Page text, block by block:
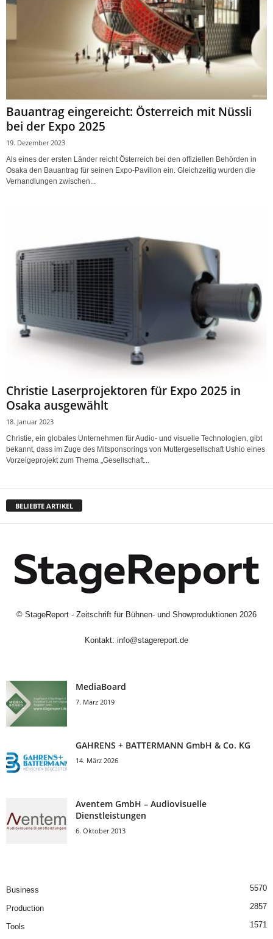
Bauantrag eingereicht: Österreich mit Nüssli
bei der Expo 2025
19. Dezember 2023
Als eines der ersten Länder reicht Österreich bei den offiziellen Behörden in
Osaka den Bauantrag für seinen Expo-Pavillon ein. Gleichzeitig wurden die
Verhandlungen zwischen...
Christie Laserprojektoren für Expo 2025 in
Osaka ausgewählt
18. Januar 2023
Christie, ein globales Unternehmen für Audio- und visuelle Technologien, gibt
bekannt, dass im Zuge des Mitsponsorings von Muttergesellschaft Ushio eines
Vorzeigeprojekt zum Thema „Gesellschaft...
BELIEBTE ARTIKEL
© StageReport - Zeitschrift für Bühnen- und Showproduktionen 2026
Kontakt: info@stagereport.de
MediaBoard
7. März 2019
GAHRENS + BATTERMANN GmbH & Co. KG
14. März 2026
Aventem GmbH – Audiovisuelle
Dienstleistungen
6. Oktober 2013
Business 5570
Production 2857
Tools
1571